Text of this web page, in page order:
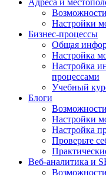
Адреса и
Настройки
Бизнес-процессы
Общая
Настройка
Настройка
процессами
Учебный
Блоги
Настройки
Настройка
Проверьте
Веб-аналитика и